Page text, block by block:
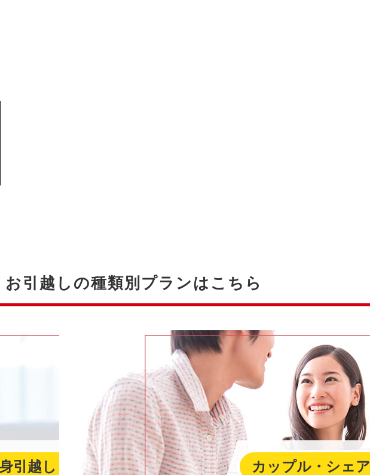
お引越しの種類別プランはこちら
引越し （1名） カップル・シェア